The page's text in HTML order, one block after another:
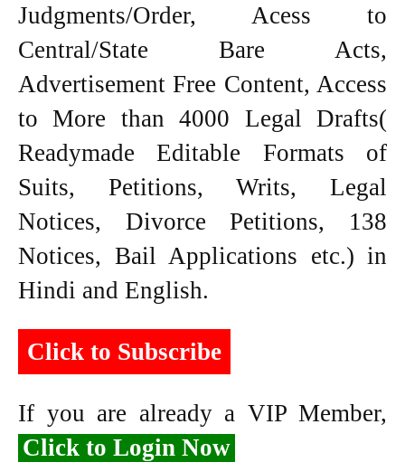
Judgments/Order, Acess to
Central/State Bare Acts,
Advertisement Free Content, Access
to More than 4000 Legal Drafts(
Readymade Editable Formats of
Suits, Petitions, Writs, Legal
Notices, Divorce Petitions, 138
Notices, Bail Applications etc.) in
Hindi and English.
Click to Subscribe
If you are already a VIP Member,
Click to Login Now